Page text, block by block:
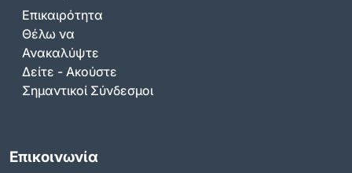
Επικαιρότητα
Θέλω να
Ανακαλύψτε
Δείτε - Ακούστε
Σημαντικοί Σύνδεσμοι
Επικοινωνία